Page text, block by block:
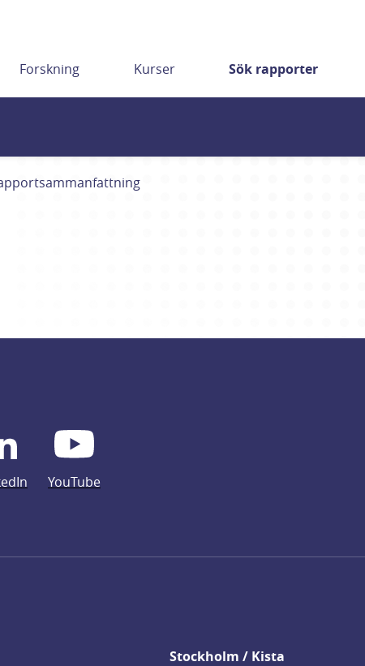
Forskning Kurser Sök rapporter
YouTube
Stockholm / Kista